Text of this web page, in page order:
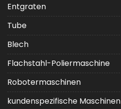
Entgraten
Tube
Blech
Flachstahl-Poliermaschine
Robotermaschinen
kundenspezifische Maschinen